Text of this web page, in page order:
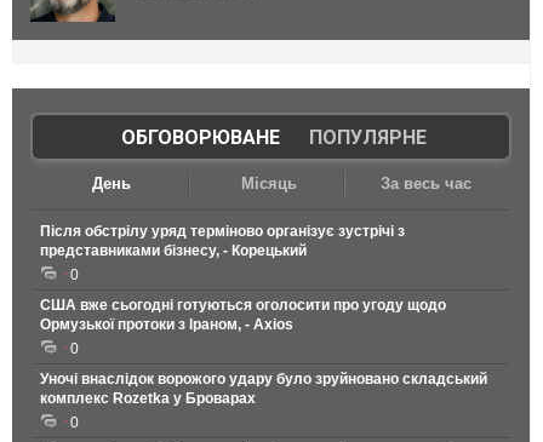
ОБГОВОРЮВАНЕ| ПОПУЛЯРНЕ
День Місяць За весь час
Після обстрілу уряд терміново організує зустрічі з
представниками бізнесу, - Корецький
0
США вже сьогодні готуються оголосити про угоду щодо
Ормузької протоки з Іраном, - Axios
0
Уночі внаслідок ворожого удару було зруйновано складський
комплекс Rozetka у Броварах
0